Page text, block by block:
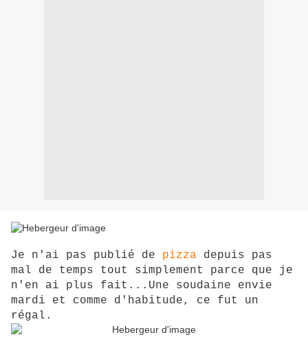
Je n'ai pas publié de pizza depuis pas
mal de temps tout simplement parce que je
n'en ai plus fait...Une soudaine envie
mardi et comme d'habitude, ce fut un
régal.